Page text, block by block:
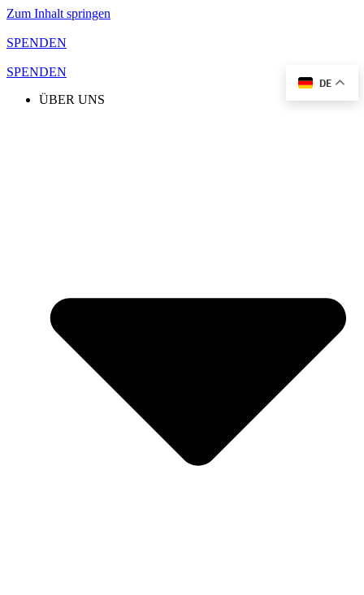
Zum Inhalt springen
SPENDEN
SPENDEN
ÜBER UNS
DE